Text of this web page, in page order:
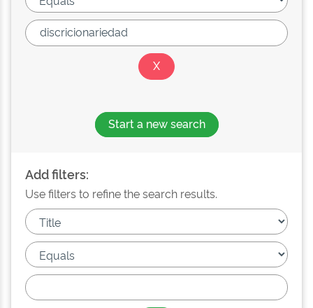
Start a new search
Add filters:
Use filters to refine the search results.